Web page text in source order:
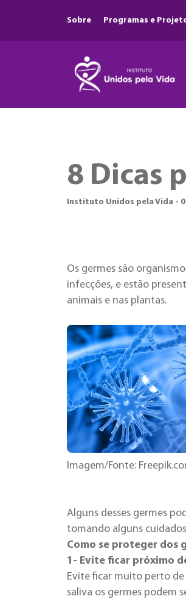
Sobre Programas e
8 Dicas
Instituto Unidos pela Vida -
Os germes são
infecções, e estão
animais e nas plantas.
Imagem/Fonte:
Alguns desses germes
tomando alguns
Como se proteger dos
1- Evite ficar próximo
Evite ficar muito perto de
saliva os germes podem